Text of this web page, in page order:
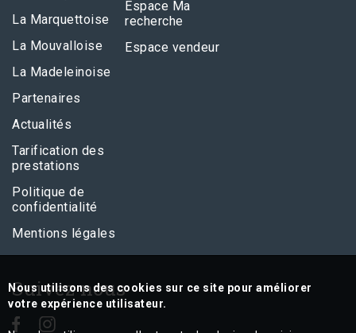
La Marquettoise
La Mouvalloise
La Madeleinoise
Partenaires
Actualités
Tarification des
prestations
Politique de
confidentialité
Mentions légales
Espace Ma
recherche
Espace vendeur
Suivez nous
Nous utilisons des cookies sur ce site pour améliorer
votre expérience utilisateur.